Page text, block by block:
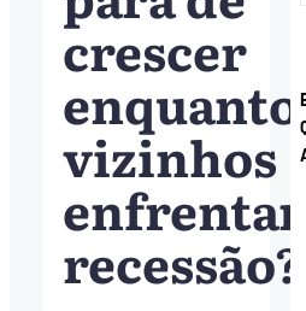
crescer
enquanto
vizinhos
recessão?